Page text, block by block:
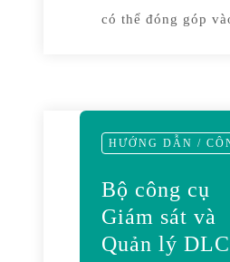
có thể đóng góp
ILO tham gia thế
cảnh việc làm ổn
Mục tiêu Phát triển
kỷ của Liên Hiệp
HƯỚNG DẪN /
Bộ công cụ
Giám sát và
Quản lý